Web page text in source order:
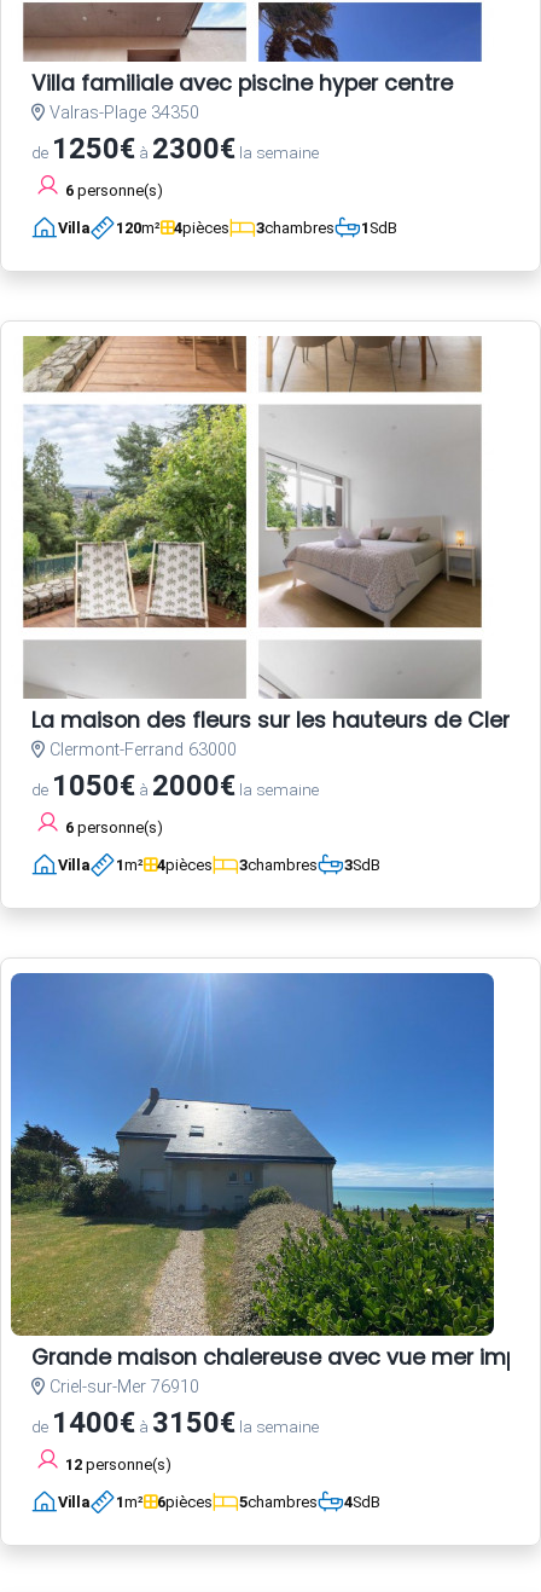
Villa familiale avec piscine hyper centre
Valras-Plage 34350
de 1250€ à 2300€ la semaine
6 personne(s)
Villa 120m² 4pièces 3chambres 1SdB
La maison des fleurs sur les hauteurs de
Clermont-Ferrand 63000
de 1050€ à 2000€ la semaine
6 personne(s)
Villa 1m² 4pièces 3chambres 3SdB
Grande maison chalereuse avec vue mer
Criel-sur-Mer 76910
de 1400€ à 3150€ la semaine
12 personne(s)
Villa 1m² 6pièces 5chambres 4SdB